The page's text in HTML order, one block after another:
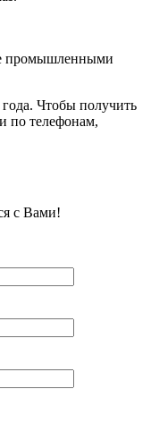
промышленными
Чтобы получить
по телефонам,
с Вами!